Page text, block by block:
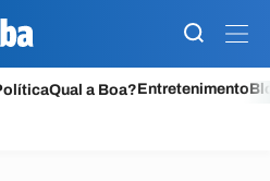
Qual a Boa?Entretenimento